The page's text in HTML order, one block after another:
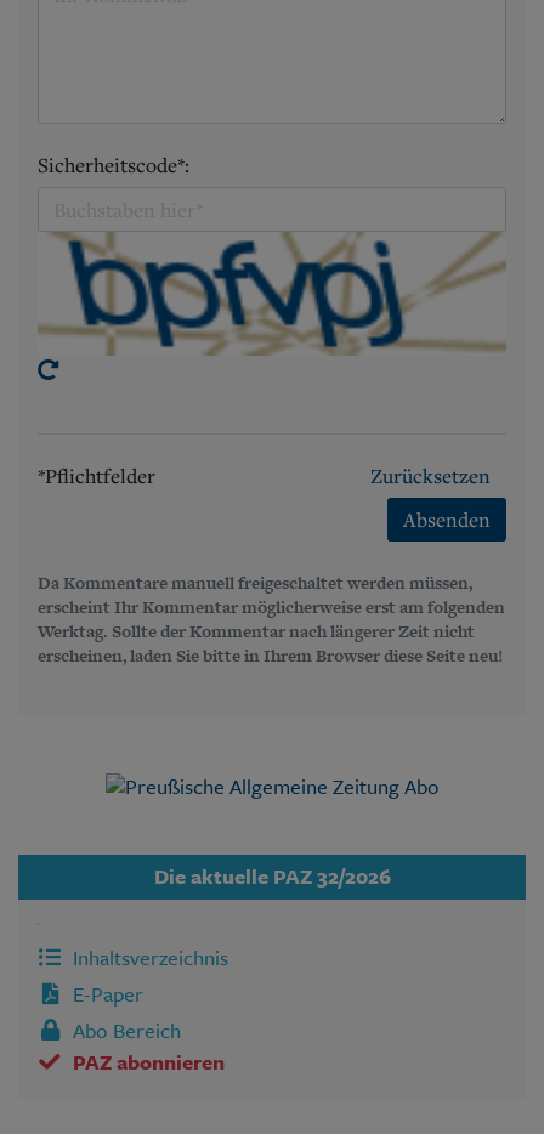
Sicherheitscode*:
*Pflichtfelder
Zurücksetzen
Absenden
Da Kommentare manuell freigeschaltet werden müssen,
erscheint Ihr Kommentar möglicherweise erst am folgenden
Werktag. Sollte der Kommentar nach längerer Zeit nicht
erscheinen, laden Sie bitte in Ihrem Browser diese Seite neu!
Die aktuelle PAZ 32/2026
Inhaltsverzeichnis
E-Paper
Abo Bereich
PAZ abonnieren